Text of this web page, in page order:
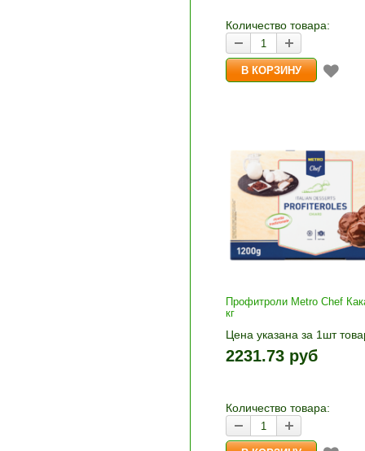
корзину»
Количество товара:
Профитроли Metro Chef
кг
Цена указана за 1шт
1шт прибавляется
и «-». Выберите нужное
2231.73 руб
Количество товара: